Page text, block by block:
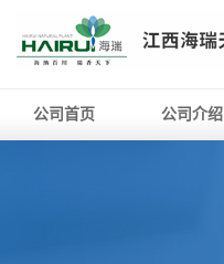
公司首页 公司介绍